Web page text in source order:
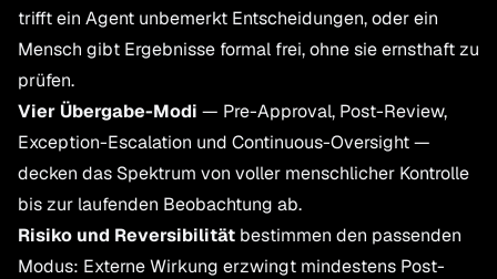
trifft ein Agent unbemerkt Entscheidungen, oder ein
Mensch gibt Ergebnisse formal frei, ohne sie ernsthaft zu
prüfen.
Vier Übergabe-Modi — Pre-Approval, Post-Review,
Exception-Escalation und Continuous-Oversight —
decken das Spektrum von voller menschlicher Kontrolle
bis zur laufenden Beobachtung ab.
Risiko und Reversibilität bestimmen den passenden
Modus: Externe Wirkung erzwingt mindestens Post-